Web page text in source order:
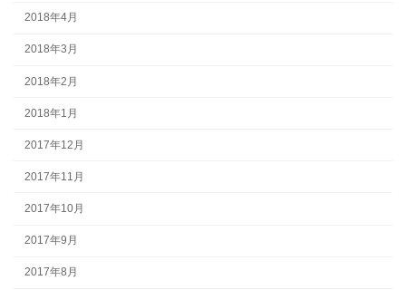
2018年4月
2018年3月
2018年2月
2018年1月
2017年12月
2017年11月
2017年10月
2017年9月
2017年8月